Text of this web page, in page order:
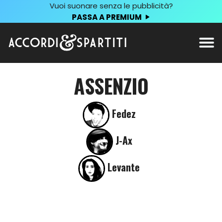
Vuoi suonare senza le pubblicità?
PASSA A PREMIUM
ASSENZIO
Fedez
J-Ax
Levante